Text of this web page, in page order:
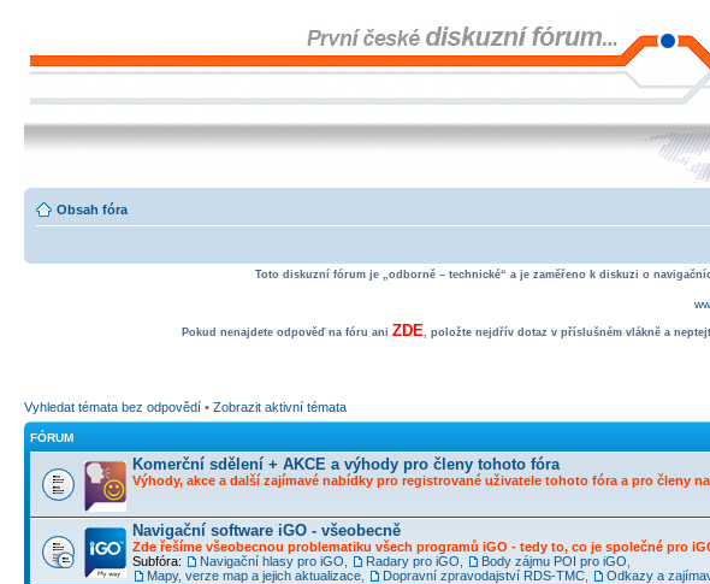
Obsah fóra
Toto diskuzní fórum je „odborně – technické“ a je zaměřeno k diskuzi o
Pokud nenajdete odpověď na fóru ani ZDE, položte nejdřív dotaz v příslušném vlákně a
Vyhledat témata bez odpovědí • Zobrazit aktivní témata
FÓRUM
Komerční sdělení + AKCE a výhody pro členy tohoto fóra
Výhody, akce a další zajímavé nabídky pro registrované uživatele tohoto fóra a pro členy
Navigační software iGO - všeobecně
Zde řešíme všeobecnou problematiku všech programů iGO - tedy to, co je společné pro
Subfóra:
Navigační hlasy pro iGO Radary pro iGO Body zájmu POI pro iGO
Mapy, verze map a jejich aktualizace
Dopravní zpravodajství RDS-TMC Odkazy a